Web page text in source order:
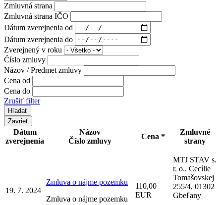
Zmluvná strana
Zmluvná strana IČO
Dátum zverejnenia od
Dátum zverejnenia do
Zverejnený v roku
Číslo zmluvy
Názov / Predmet zmluvy
Cena od
Cena do
Zrušiť filter
Zavrieť
Dátum
zverejnenia
Názov
Číslo zmluvy
Cena *
Zmluvné
strany
19. 7. 2024
Zmluva o nájme pozemku
Zmluva o nájme pozemku
110,00
EUR
MTJ STAV s.
r. o., Cecílie
Tomašovskej
255/4, 01302
Gbeľany